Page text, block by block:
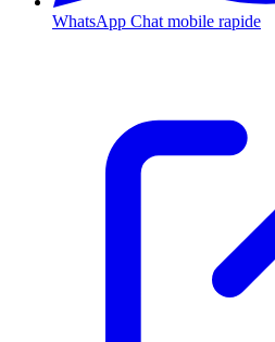
WhatsApp Chat mobile rapide